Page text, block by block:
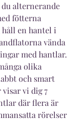
alternerande
fötterna
en hantel i
vända
med hantlar.
olika
och smart
visar vi dig 7
där flera är
rörelser